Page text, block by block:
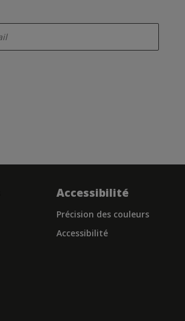
Accessibilité
Précision des couleurs
Accessibilité